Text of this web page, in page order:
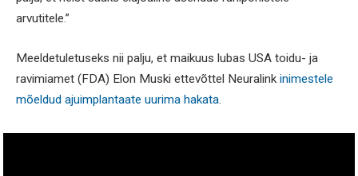
arvutitele.”
Meeldetuletuseks nii palju, et maikuus lubas USA toidu- ja
ravimiamet (FDA) Elon Muski ettevõttel Neuralinkinimestele
mõeldud ajuimplantaate uurima hakata.